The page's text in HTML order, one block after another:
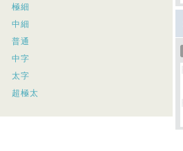
極細
中細
普通
中字
太字
超極太